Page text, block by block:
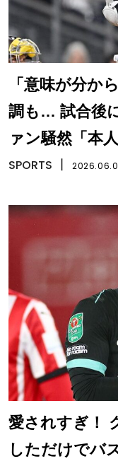
「意味が分か
調も… 試合後
ァン騒然「本
SPORTS
愛されすぎ！
しただけでバ